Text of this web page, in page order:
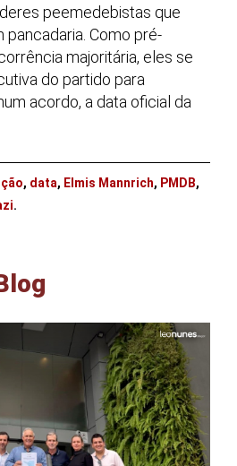
peemedebistas que
pancadaria. Como pré-
majoritária, eles se
do partido para
acordo, a data oficial da
, data, Elmis Mannrich, PMDB,
.